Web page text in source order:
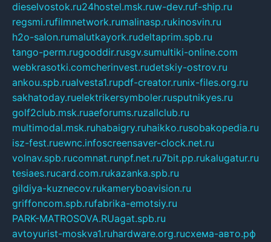
dieselvostok.ru24hostel.msk.ruw-dev.ruf-ship.ru
regsmi.rufilmnetwork.rumalinasp.rukinosvin.ru
h2o-salon.rumalutkayork.rudeltaprim.spb.ru
tango-perm.rugooddir.rusgv.sumultiki-online.com
webkrasotki.comcherinvest.rudetskiy-ostrov.ru
ankou.spb.rualvesta1.rupdf-creator.runix-files.org.ru
sakhatoday.ruelektrikersymboler.rusputnikyes.ru
golf2club.msk.ruaeforums.ruzallclub.ru
multimodal.msk.ruhabaigry.ruhaikko.rusobakopedia.ru
isz-fest.ruewnc.infoscreensaver-clock.net.ru
volnav.spb.rucomnat.runpf.net.ru7bit.pp.rukalugatur.ru
tesiaes.rucard.com.rukazanka.spb.ru
gildiya-kuznecov.rukameryboavision.ru
griffoncom.spb.rufabrika-emotsiy.ru
PARK-MATROSOVA.RUagat.spb.ru
avtoyurist-moskva1.ruhardware.org.ruсхема-авто.рф